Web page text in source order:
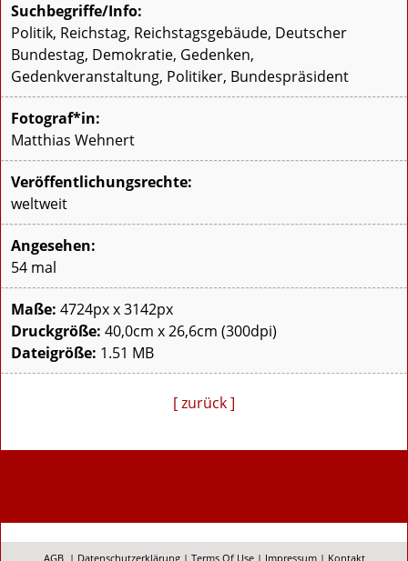
Suchbegriffe/Info:
Politik, Reichstag, Reichstagsgebäude, Deutscher
Bundestag, Demokratie, Gedenken,
Gedenkveranstaltung, Politiker, Bundespräsident
Fotograf*in:
Matthias Wehnert
Veröffentlichungsrechte:
weltweit
Angesehen:
54 mal
Maße: 4724px x 3142px
Druckgröße: 40,0cm x 26,6cm (300dpi)
Dateigröße: 1.51 MB
[ zurück ]
AGB | Datenschutzerklärung| Terms Of Use| Impressum| Kontakt